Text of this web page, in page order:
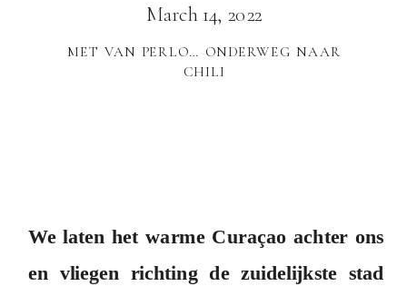
MET VAN PERLO… ONDERWEG NAAR
CHILI
March 14, 2022
We laten het warme Curaçao achter ons
en vliegen richting de zuidelijkste stad